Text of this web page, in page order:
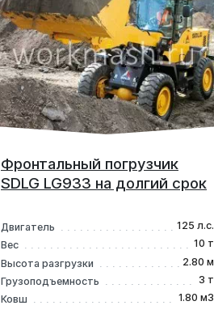
Фронтальный погрузчик
SDLG LG933 на долгий срок
Двигатель
125 л.с.
Вес
10 т
Высота разгрузки
2.80 м
Грузоподъемность
3 т
Ковш
1.80 м3